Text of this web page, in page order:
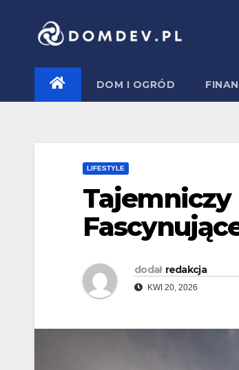
DOM I OGRÓD
LIFESTYLE
dodał redakcja
KWI 20, 2026